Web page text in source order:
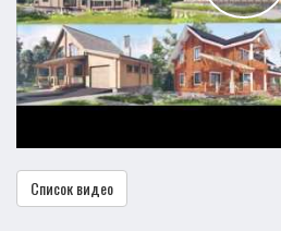
Список видео